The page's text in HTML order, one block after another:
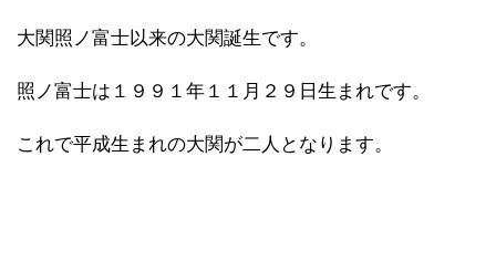
大関照ノ富士以来の大関誕生です。
照ノ富士は１９９１年１１月２９日生まれです。
これで平成生まれの大関が二人となります。